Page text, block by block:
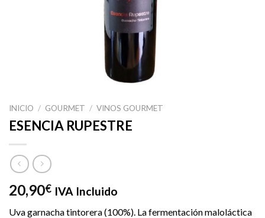
INICIO / GOURMET / VINOS GOURMET
ESENCIA RUPESTRE
20,90€ IVA Incluido
Uva garnacha tintorera (100%). La fermentación maloláctica